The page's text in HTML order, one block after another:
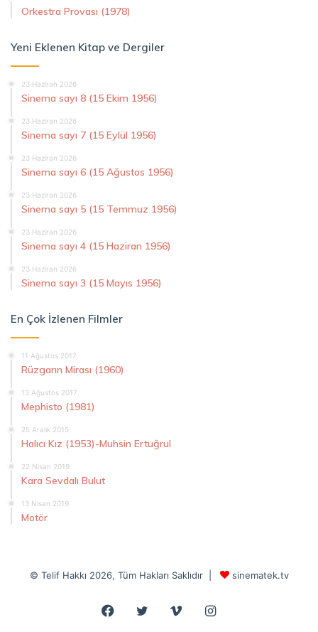
Orkestra Provası (1978)
Yeni Eklenen Kitap ve Dergiler
23 Haziran 2026
Sinema sayı 8 (15 Ekim 1956)
23 Haziran 2026
Sinema sayı 7 (15 Eylül 1956)
23 Haziran 2026
Sinema sayı 6 (15 Ağustos 1956)
23 Haziran 2026
Sinema sayı 5 (15 Temmuz 1956)
23 Haziran 2026
Sinema sayı 4 (15 Haziran 1956)
23 Haziran 2026
Sinema sayı 3 (15 Mayıs 1956)
En Çok İzlenen Filmler
11 Ağustos 2017
Rüzgarın Mirası (1960)
13 Ağustos 2017
Mephisto (1981)
25 Aralık 2015
Halıcı Kız (1953)-Muhsin Ertuğrul
22 Nisan 2019
Kara Sevdalı Bulut
13 Nisan 2019
Motör
© Telif Hakkı 2026, Tüm Hakları Saklıdır | sinematek.tv
Facebook
Twitter VimeoInstagram